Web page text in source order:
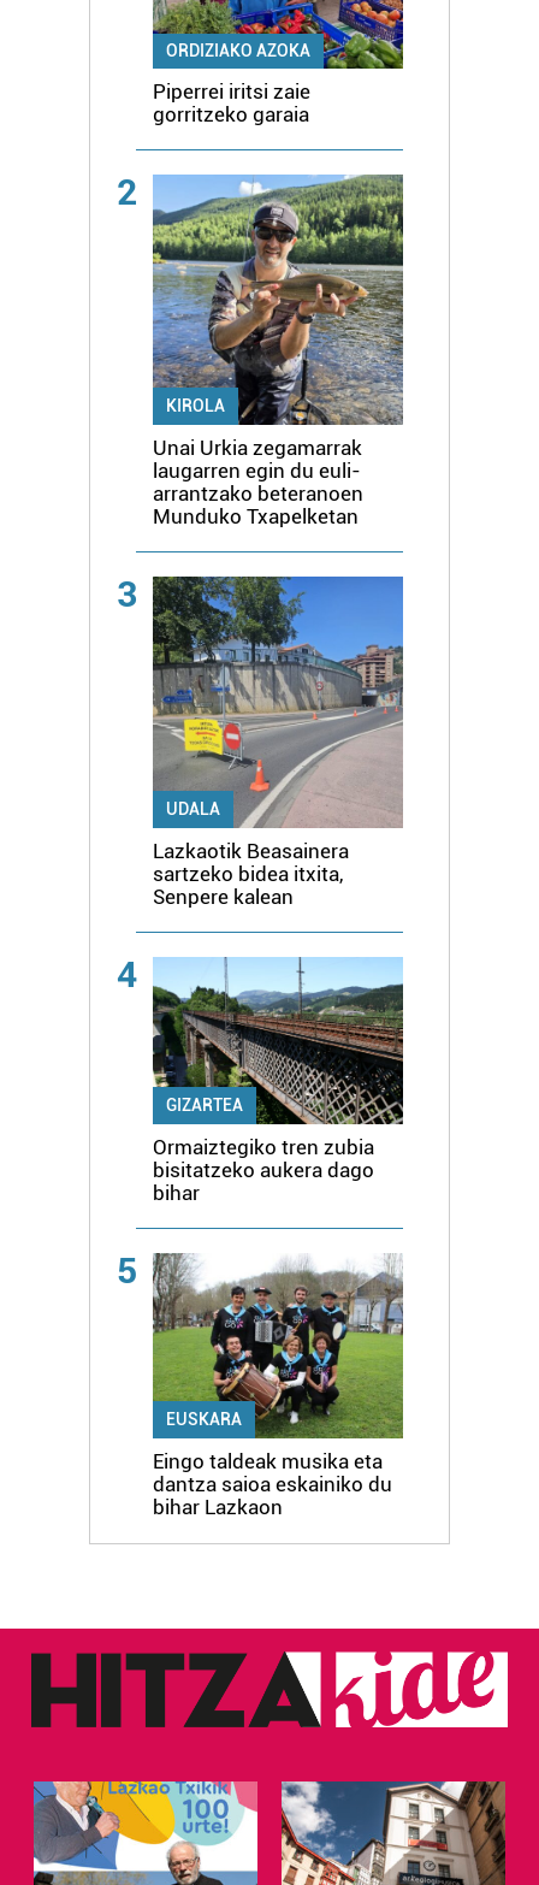
ORDIZIAKO AZOKA
Piperrei iritsi zaie
gorritzeko garaia
2
KIROLA
Unai Urkia zegamarrak
laugarren egin du euli-
arrantzako beteranoen
Munduko Txapelketan
3
UDALA
Lazkaotik Beasainera
sartzeko bidea itxita,
Senpere kalean
4
GIZARTEA
Ormaiztegiko tren zubia
bisitatzeko aukera dago
bihar
5
EUSKARA
Eingo taldeak musika eta
dantza saioa eskainiko du
bihar Lazkaon